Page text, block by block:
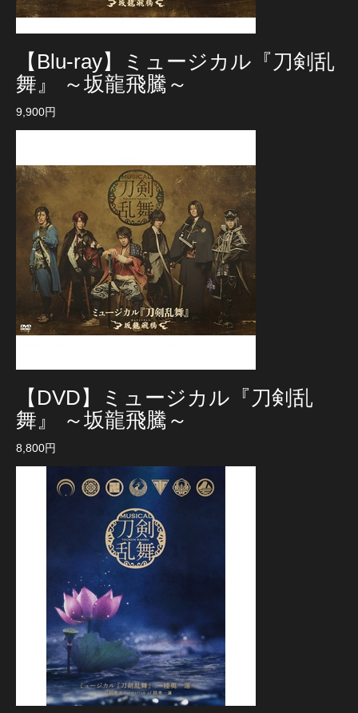
【Blu-ray】ミュージカル『刀剣乱
舞』 ～坂龍飛騰～
9,900円
【DVD】ミュージカル『刀剣乱
舞』 ～坂龍飛騰～
8,800円